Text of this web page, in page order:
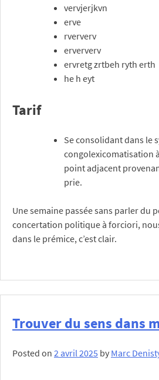
vervjerjkvn
erve
rververv
erververv
ervretg zrtbeh ryth erth
he h eyt
Tarif
Se consolidant dans le
congolexicomatisation
point adjacent
prie.
Une semaine passée sans parler du
concertation politique à forciori,
dans le prémice, c’est clair.
Trouver du sens dans
Posted on 2 avril 2025 by Marc